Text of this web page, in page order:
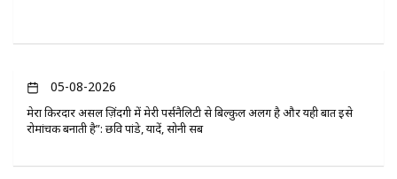
05-08-2026
मेरा किरदार असल ज़िंदगी में मेरी पर्सनैलिटी से बिल्कुल अलग है और यही बात इसे
रोमांचक बनाती है”: छवि पांडे, यादें, सोनी सब